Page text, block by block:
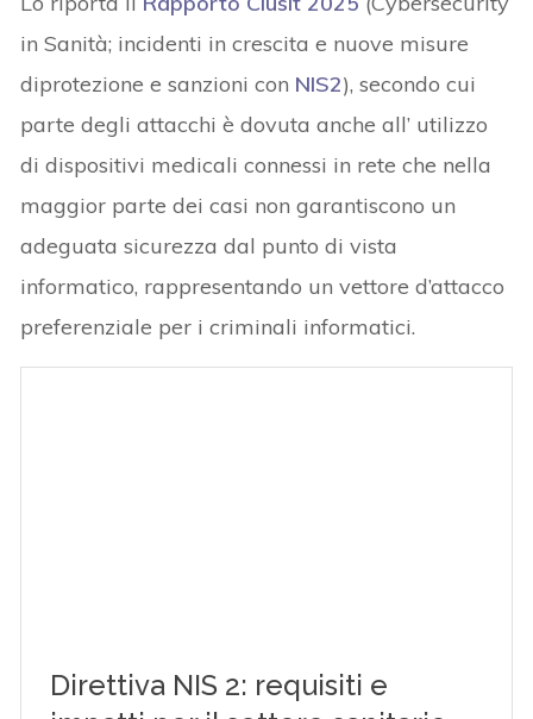
in Sanità; incidenti in crescita e nuove misure
diprotezione e sanzioni con NIS2), secondo cui
parte degli attacchi è dovuta anche all’ utilizzo
di dispositivi medicali connessi in rete che nella
maggior parte dei casi non garantiscono un
adeguata sicurezza dal punto di vista
informatico, rappresentando un vettore d’attacco
preferenziale per i criminali informatici.